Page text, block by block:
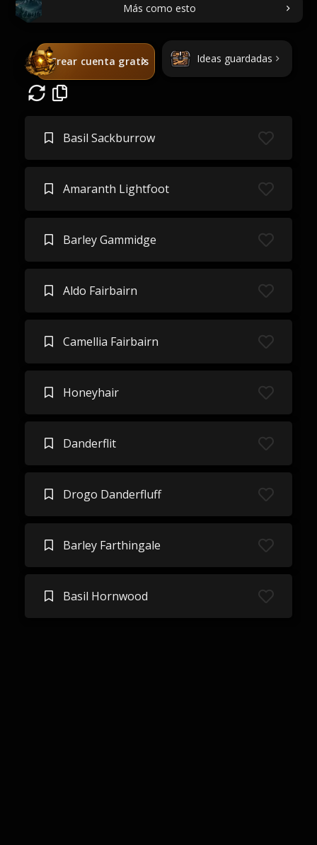
Más como esto
Crear cuenta gratis Ideas guardadas
Basil Sackburrow
Amaranth Lightfoot
Barley Gammidge
Aldo Fairbairn
Camellia Fairbairn
Honeyhair
Danderflit
Drogo Danderfluff
Barley Farthingale
Basil Hornwood